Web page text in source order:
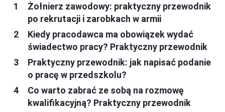
Żołnierz zawodowy: praktyczny przewodnik
po rekrutacji i zarobkach w armii
Kiedy pracodawca ma obowiązek wydać
świadectwo pracy? Praktyczny przewodnik
Praktyczny przewodnik: jak napisać podanie
o pracę w przedszkolu?
Co warto zabrać ze sobą na rozmowę
kwalifikacyjną? Praktyczny przewodnik